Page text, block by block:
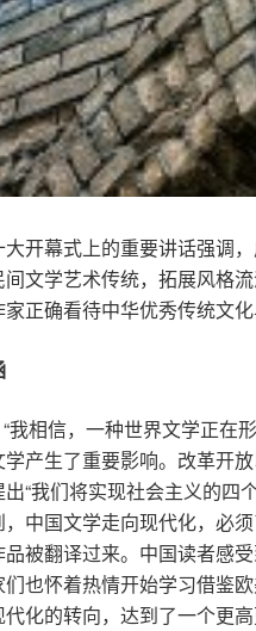
开幕式上的重要讲话强调
文学艺术传统，拓展风格
正确看待中华优秀传统文
我相信，一种世界文学正
产生了重要影响。改革开
“我们将实现社会主义的
中国文学走向现代化，必
被翻译过来。中国读者感
也怀着热情开始学习借鉴
化的转向，达到了一个更高